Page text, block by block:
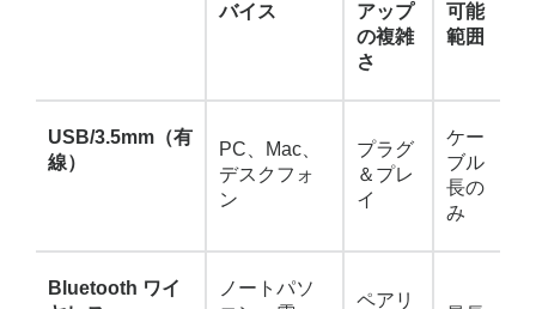
バイス
アップ
の複雑
さ
可能
範囲
USB/3.5mm（有
線）
PC、Mac、
デスクフォ
ン
プラグ
＆プレ
イ
ケー
ブル
長の
み
Bluetooth ワイ
ノートパソ
ペアリ